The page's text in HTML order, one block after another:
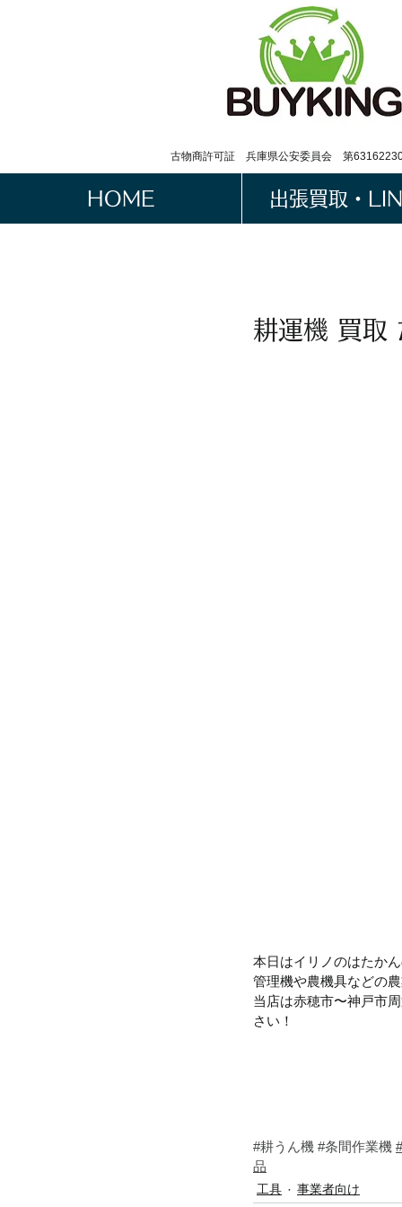
古物商許可証 兵庫県公安委員会 第
HOME 出張買取・
耕運機 買取
本日はイリノのはたか
管理機や農機具などの
当店は赤穂市〜神戸市
さい！
#耕うん機 #条間作業機
品
工具 事業者向け